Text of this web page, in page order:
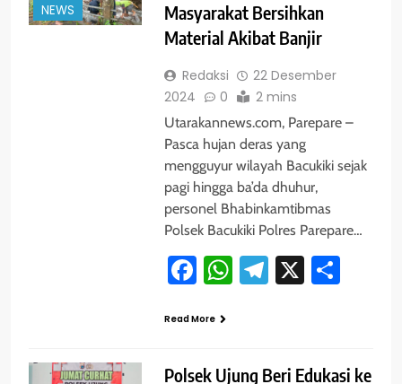
NEWS
Masyarakat Bersihkan
Material Akibat Banjir
Redaksi
22 Desember
2024
0 2 mins
Utarakannews.com, Parepare –
Pasca hujan deras yang
mengguyur wilayah Bacukiki sejak
pagi hingga ba’da dhuhur,
personel Bhabinkamtibmas
Polsek Bacukiki Polres Parepare…
Facebook
WhatsApp
Telegram
X
Read More
Polsek Ujung Beri Edukasi ke